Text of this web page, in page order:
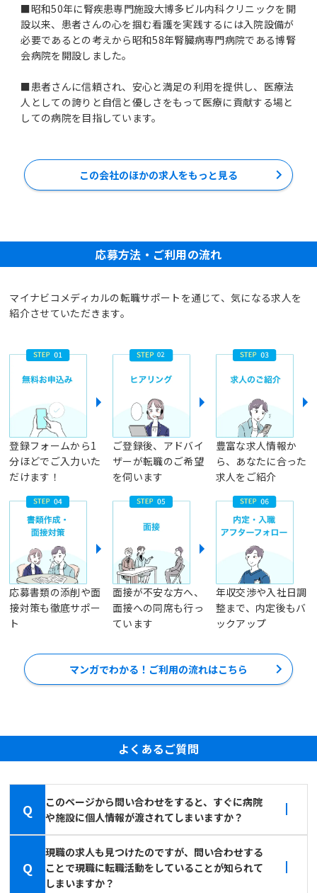
■昭和50年に腎疾患専門施設大博多ビル内科クリニックを開
設以来、患者さんの心を掴む看護を実践するには入院設備が
必要であるとの考えから昭和58年腎臓病専門病院である博腎
会病院を開設しました。
■患者さんに信頼され、安心と満足の利用を提供し、医療法
人としての誇りと自信と優しさをもって医療に貢献する場と
この会社のほかの求人をもっと見る
応募方法・ご利用の流れ
マイナビコメディカルの転職サポートを通じて、気になる求人を
紹介させていただきます。
登録フォームから1
分ほどでご入力いた
だけます！
ご登録後、アドバイ
ザーが転職のご希望
を伺います
豊富な求人情報か
ら、あなたに合った
求人をご紹介
応募書類の添削や面
接対策も徹底サポー
ト
面接が不安な方へ、
面接への同席も行っ
ています
年収交渉や入社日調
整まで、内定後もバ
ックアップ
マンガでわかる！ご利用の流れはこちら
よくあるご質問
Q
このページから問い合わせをすると、すぐに病院
や施設に個人情報が渡されてしまいますか？
Q
現職の求人も見つけたのですが、問い合わせする
ことで現職に転職活動をしていることが知られて
しまいますか？